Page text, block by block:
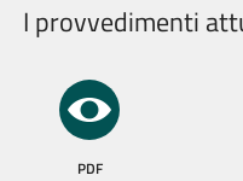
I provvedimenti
PDF